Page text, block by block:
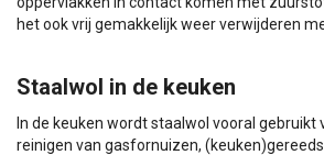
het ook vrij gemakkelijk weer verwijderen
Staalwol in de keuken
In de keuken wordt staalwol vooral gebruikt
reinigen van gasfornuizen,